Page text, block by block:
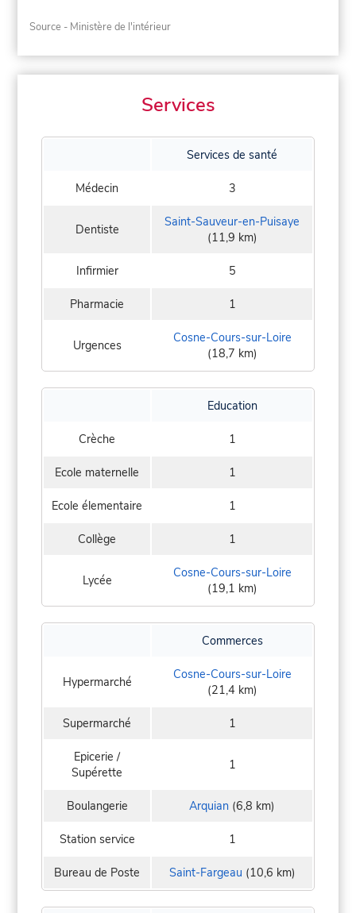
Source - Ministère de l'intérieur
Services
Services de santé
Médecin 3
Dentiste
Saint-Sauveur-en-Puisaye
(11,9 km)
Infirmier 5
Pharmacie 1
Urgences
Cosne-Cours-sur-Loire
(18,7 km)
Education
Crèche 1
Ecole maternelle 1
Ecole élementaire 1
Collège 1
Lycée
Cosne-Cours-sur-Loire
(19,1 km)
Commerces
Hypermarché
Cosne-Cours-sur-Loire
(21,4 km)
Supermarché 1
Epicerie /
Supérette
1
Boulangerie Arquian (6,8 km)
Station service 1
Bureau de Poste Saint-Fargeau (10,6 km)